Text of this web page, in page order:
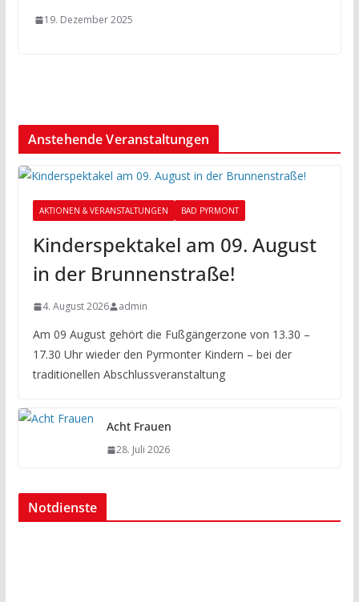
19. Dezember 2025
Anstehende Veranstaltungen
AKTIONEN & VERANSTALTUNGEN BAD PYRMONT
Kinderspektakel am 09. August
in der Brunnenstraße!
4. August 2026 admin
Am 09 August gehört die Fußgängerzone von 13.30 –
17.30 Uhr wieder den Pyrmonter Kindern – bei der
traditionellen Abschlussveranstaltung
Acht Frauen
28. Juli 2026
Notdienste